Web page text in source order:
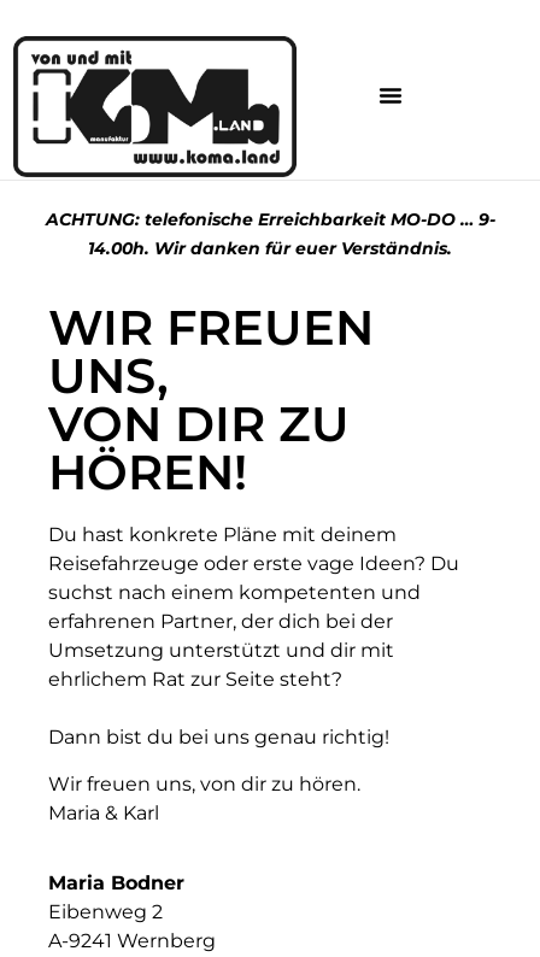
ACHTUNG: telefonische Erreichbarkeit MO-DO … 9-
14.00h. Wir danken für euer Verständnis.
WIR FREUEN
UNS,
VON DIR ZU
HÖREN!
Du hast konkrete Pläne mit deinem
Reisefahrzeuge oder erste vage Ideen? Du
suchst nach einem kompetenten und
erfahrenen Partner, der dich bei der
Umsetzung unterstützt und dir mit
ehrlichem Rat zur Seite steht?
Dann bist du bei uns genau richtig!
Wir freuen uns, von dir zu hören.
Maria & Karl
Maria Bodner
Eibenweg 2
A-9241 Wernberg